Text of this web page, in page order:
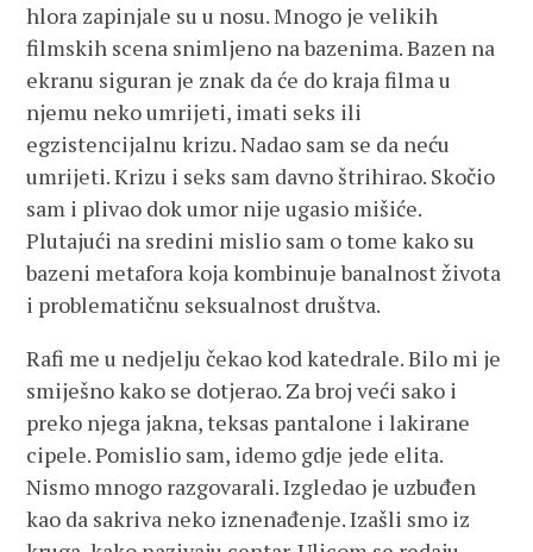
hlora zapinjale su u nosu. Mnogo je velikih
filmskih scena snimljeno na bazenima. Bazen na
ekranu siguran je znak da će do kraja filma u
njemu neko umrijeti, imati seks ili
egzistencijalnu krizu. Nadao sam se da neću
umrijeti. Krizu i seks sam davno štrihirao. Skočio
sam i plivao dok umor nije ugasio mišiće.
Plutajući na sredini mislio sam o tome kako su
bazeni metafora koja kombinuje banalnost života
i problematičnu seksualnost društva.
Rafi me u nedjelju čekao kod katedrale. Bilo mi je
smiješno kako se dotjerao. Za broj veći sako i
preko njega jakna, teksas pantalone i lakirane
cipele. Pomislio sam, idemo gdje jede elita.
Nismo mnogo razgovarali. Izgledao je uzbuđen
kao da sakriva neko iznenađenje. Izašli smo iz